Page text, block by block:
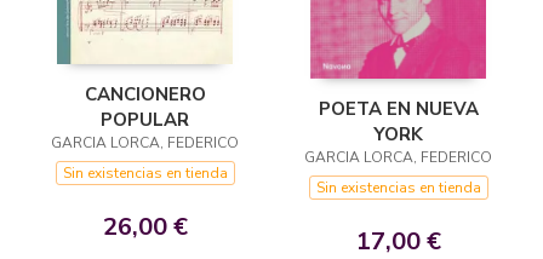
CANCIONERO
POPULAR
GARCIA LORCA, FEDERICO
Sin existencias en tienda
26,00 €
POETA EN NUEVA
YORK
GARCIA LORCA, FEDERICO
Sin existencias en tienda
17,00 €